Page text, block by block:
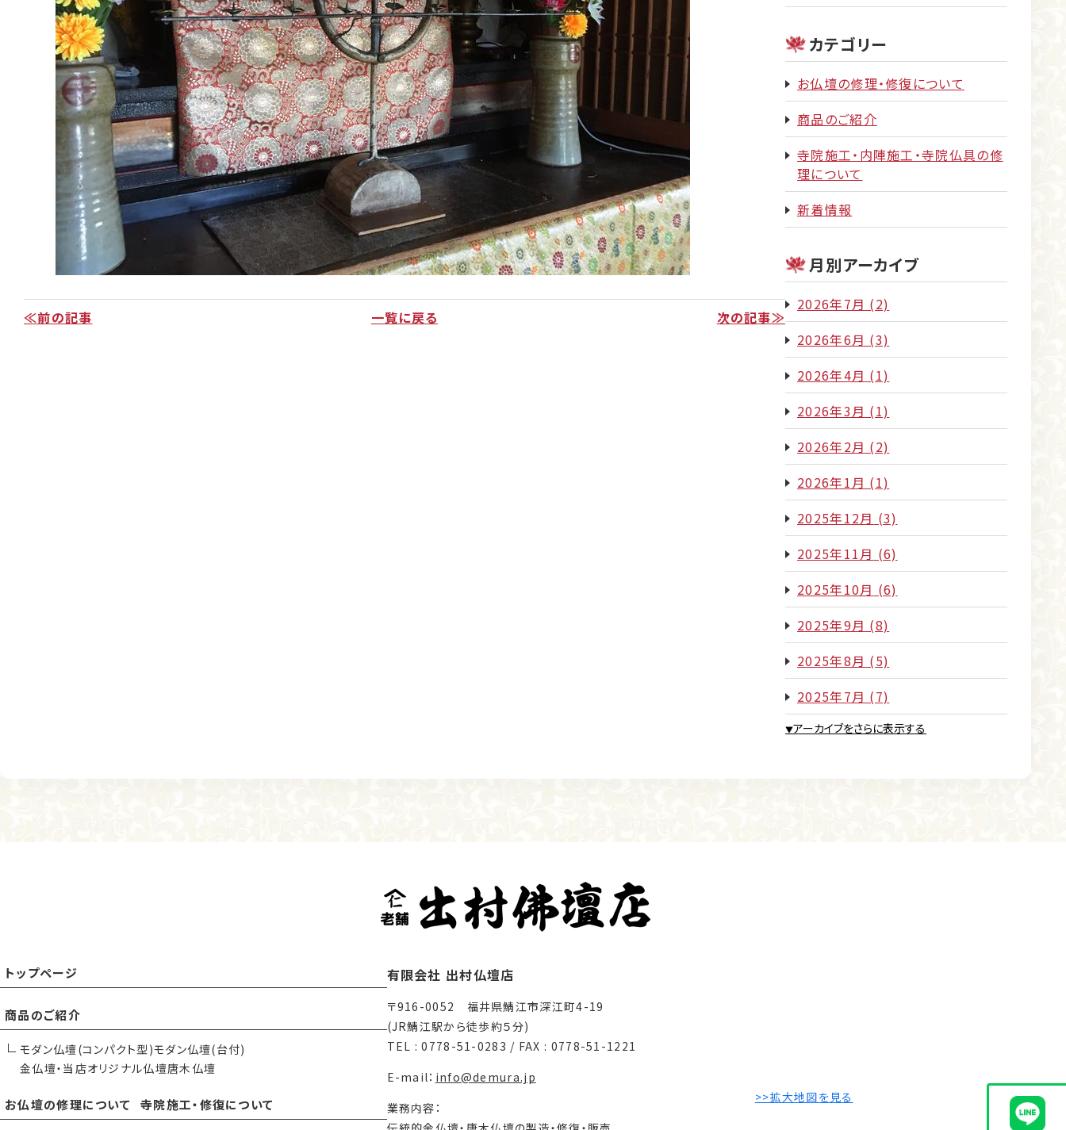
≪前の記事 一覧に戻る 次の記事≫
カテゴリー
お仏壇の修理・修復について
商品のご紹介
寺院施工・内陣施工・寺院仏具の修
理について
新着情報
月別アーカイブ
2026年7月 (2)
2026年6月 (3)
2026年4月 (1)
2026年3月 (1)
2026年2月 (2)
2026年1月 (1)
2025年12月 (3)
2025年11月 (6)
2025年10月 (6)
2025年9月 (8)
2025年8月 (5)
2025年7月 (7)
▼アーカイブをさらに表示する
トップページ
商品のご紹介
モダン仏壇(コンパクト型)モダン仏壇(台付)
金仏壇・当店オリジナル仏壇唐木仏壇
お仏壇の修理について 寺院施工・修復について
有限会社 出村仏壇店
〒916-0052 福井県鯖江市深江町4-19
(JR鯖江駅から徒歩約５分)
TEL : 0778-51-0283 / FAX : 0778-51-1221
E-mail： info@demura.jp
業務内容：
>>拡大地図を見る